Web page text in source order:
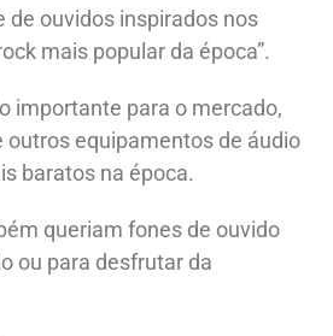
de ouvidos inspirados nos
mais popular da época”.
importante para o mercado,
outros equipamentos de áudio
baratos na época.
queriam fones de ouvido
ou para desfrutar da